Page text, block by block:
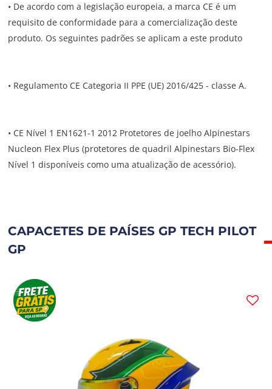
• De acordo com a legislação europeia, a marca CE é um
requisito de conformidade para a comercialização deste
produto. Os seguintes padrões se aplicam a este produto
• Regulamento CE Categoria II PPE (UE) 2016/425 - classe A.
• CE Nível 1 EN1621-1 2012 Protetores de joelho Alpinestars
Nucleon Flex Plus (protetores de quadril Alpinestars Bio-Flex
Nível 1 disponíveis como uma atualização de acessório).
CAPACETES DE PAÍSES GP TECH PILOT
GP